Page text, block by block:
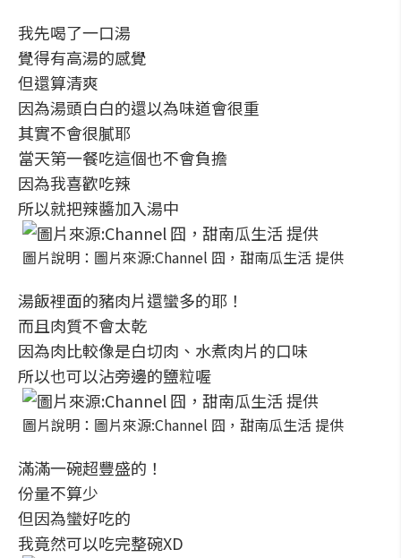
我先喝了一口湯
覺得有高湯的感覺
但還算清爽
因為湯頭白白的還以為味道會很重
其實不會很膩耶
當天第一餐吃這個也不會負擔
因為我喜歡吃辣
所以就把辣醬加入湯中
圖片說明：圖片來源:Channel 囧，甜南瓜生活 提供
湯飯裡面的豬肉片還蠻多的耶！
而且肉質不會太乾
因為肉比較像是白切肉、水煮肉片的口味
所以也可以沾旁邊的鹽粒喔
圖片說明：圖片來源:Channel 囧，甜南瓜生活 提供
滿滿一碗超豐盛的！
份量不算少
但因為蠻好吃的
我竟然可以吃完整碗XD